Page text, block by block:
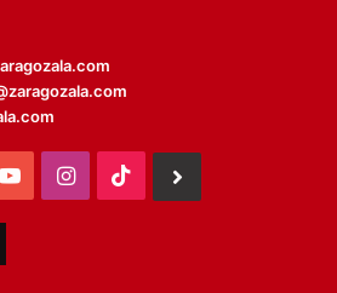
YouTubeInstagram
TikTok